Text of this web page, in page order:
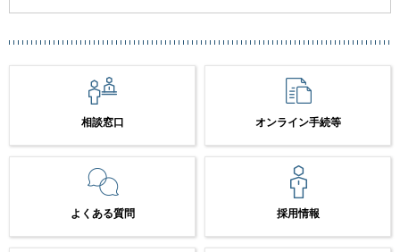
相談窓口 オンライン手続等
よくある質問 採用情報